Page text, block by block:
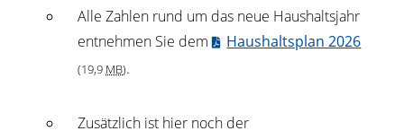
Alle Zahlen rund um das neue Haushaltsjahr
entnehmen Sie dem
Haushaltsplan 2026
(19,9 MB).
Zusätzlich ist hier noch der